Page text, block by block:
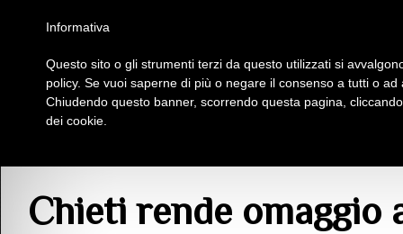
Insieme Per La Cultura
Chieti rende omaggio
Informativa
Questo sito o gli strumenti terzi da questo utilizzati si
policy. Se vuoi saperne di più o negare il consenso a tutti o
Chiudendo questo banner, scorrendo questa pagina,
dei cookie.